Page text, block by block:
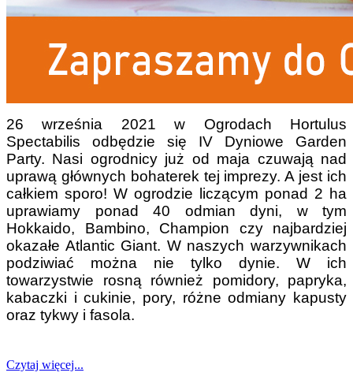
26 września 2021 w Ogrodach Hortulus
Spectabilis odbędzie się IV Dyniowe Garden
Party. Nasi ogrodnicy już od maja czuwają nad
uprawą głównych bohaterek tej imprezy. A jest ich
całkiem sporo! W ogrodzie liczącym ponad 2 ha
uprawiamy ponad 40 odmian dyni, w tym
Hokkaido, Bambino, Champion czy najbardziej
okazałe Atlantic Giant. W naszych warzywnikach
podziwiać można nie tylko dynie. W ich
towarzystwie rosną również pomidory, papryka,
kabaczki i cukinie, pory, różne odmiany kapusty
oraz tykwy i fasola.
Czytaj więcej...